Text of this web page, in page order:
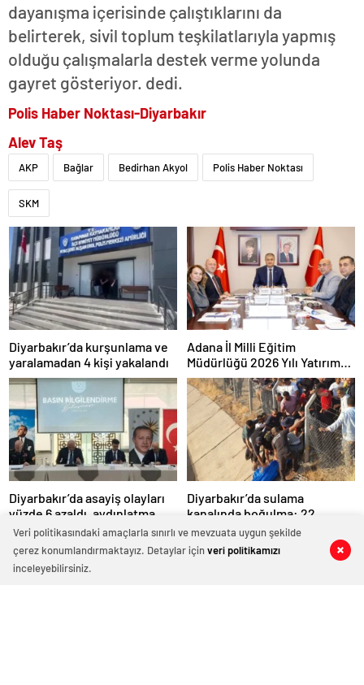
dayanışma içerisinde çalıştıklarını da
belirterek, sivil toplum teşkilatlarıyla yapmış
olduğu çalışmalarla destek verme yolunda
gayret gösteriyor. dedi.
Polis Haber Noktası-Diyarbakır
Alev Taş
AKP Bağlar Bedirhan Akyol Polis Haber Noktası
SKM
Diyarbakır’da kurşunlama ve
yaralamadan 4 kişi yakalandı
Adana İl Milli Eğitim
Müdürlüğü 2026 Yılı Yatırım
Programı değerlendirildi
Diyarbakır’da asayiş olayları
yüzde 6 azaldı, aydınlatma
oranı yüzde 98’e yükseldi
Diyarbakır’da sulama
kanalında boğulma: 22
yaşındaki genç hayatını
kaybetti
Veri politikasındaki amaçlarla sınırlı ve mevzuata uygun şekilde
çerez konumlandırmaktayız. Detaylar içinveri politikamızı
inceleyebilirsiniz.